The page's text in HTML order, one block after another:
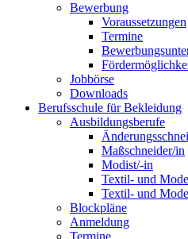
Bewerbung
Voraussetzungen
Termine
Jobbörse
Downloads
Berufsschule für Bekleidung
Ausbildungsberufe
Maßschneider/in
Modist/-in
Textil- und
Textil- und
Blockpläne
Anmeldung
Termine